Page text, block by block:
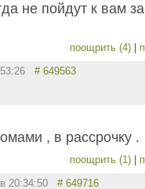
не пойдут к вам за
поощрить (4)
# 649563
, в рассрочку .
поощрить (1)
20:34:50 # 649716